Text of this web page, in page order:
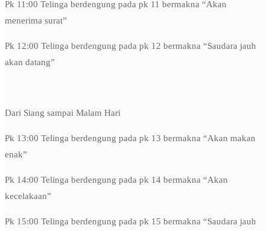
Pk 11:00 Telinga berdengung pada pk 11 bermakna “Akan
menerima surat”
Pk 12:00 Telinga berdengung pada pk 12 bermakna “Saudara jauh
akan datang”
Dari Siang sampai Malam Hari
Pk 13:00 Telinga berdengung pada pk 13 bermakna “Akan makan
enak”
Pk 14:00 Telinga berdengung pada pk 14 bermakna “Akan
kecelakaan”
Pk 15:00 Telinga berdengung pada pk 15 bermakna “Saudara jauh